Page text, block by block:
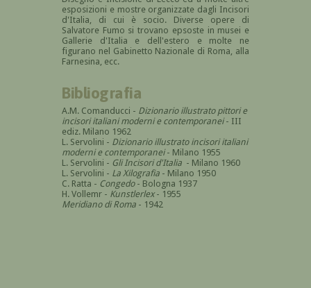
esposizioni e mostre organizzate dagli Incisori
d'Italia, di cui è socio. Diverse opere di
Salvatore Fumo si trovano epsoste in musei e
Gallerie d'Italia e dell'estero e molte ne
figurano nel Gabinetto Nazionale di Roma, alla
Farnesina, ecc.
Bibliografia
A.M. Comanducci - Dizionario illustrato pittori e
incisori italiani moderni e contemporanei- III
ediz. Milano 1962
L. Servolini - Dizionario illustrato incisori italiani
moderni e contemporanei- Milano 1955
L. Servolini - Gli Incisori d'Italia - Milano 1960
L. Servolini - La Xilografia - Milano 1950
C. Ratta - Congedo- Bologna 1937
H. Vollemr - Kunstlerlex- 1955
Meridiano di Roma - 1942